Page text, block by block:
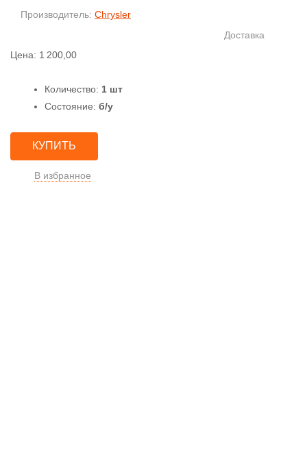
Производитель: Chrysler
Доставка
Цена: 1 200,00
Количество: 1 шт
Состояние: б/у
КУПИТЬ
В избранное